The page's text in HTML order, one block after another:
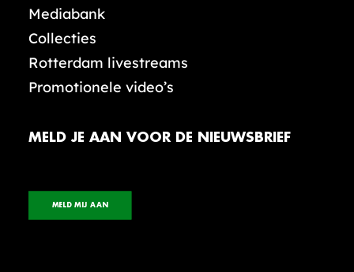
Mediabank
Collecties
Rotterdam livestreams
Promotionele video’s
MELD JE AAN VOOR DE NIEUWSBRIEF
MELD MIJ AAN